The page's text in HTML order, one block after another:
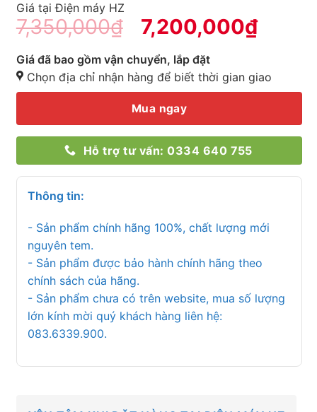
Giá tại Điện máy HZ
7,350,000₫ 7,200,000₫
Giá đã bao gồm vận chuyển, lắp đặt
Chọn địa chỉ nhận hàng để biết thời gian giao
Mua ngay
Hỗ trợ tư vấn: 0334 640 755
Thông tin:
- Sản phẩm chính hãng 100%, chất lượng mới
nguyên tem.
- Sản phẩm được bảo hành chính hãng theo
chính sách của hãng.
- Sản phẩm chưa có trên website, mua số lượng
lớn kính mời quý khách hàng liên hệ:
083.6339.900.